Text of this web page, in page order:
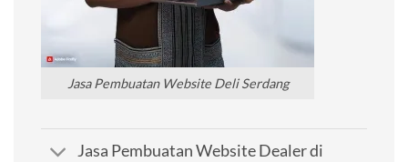
Jasa Pembuatan Website Deli Serdang
Jasa Pembuatan Website Dealer di